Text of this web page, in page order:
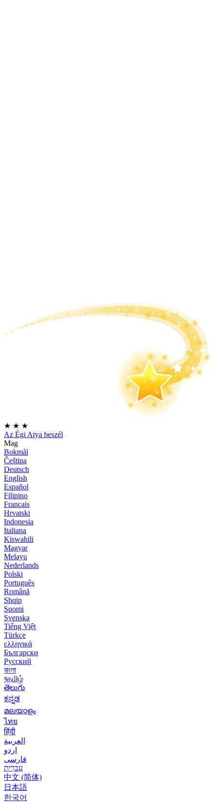
★ ★ ★
Az Égi Atya beszél
Mag
Bokmål
Čeština
Deutsch
English
Español
Filipino
Français
Hrvatski
Indonesia
Italiana
Kiswahili
Magyar
Melayu
Nederlands
Polski
Português
Română
Shqip
Suomi
Svenska
Tiếng Việt
Türkçe
ελληνικά
Български
Русский
বাংলা
বதமிழ்
తెలుగు
ಕನ್ನಡ
മലയാളം
ไทย
हिंदी
العربية
اردو
فارسی
עִברִית
中文 (简体)
日本語
한국어